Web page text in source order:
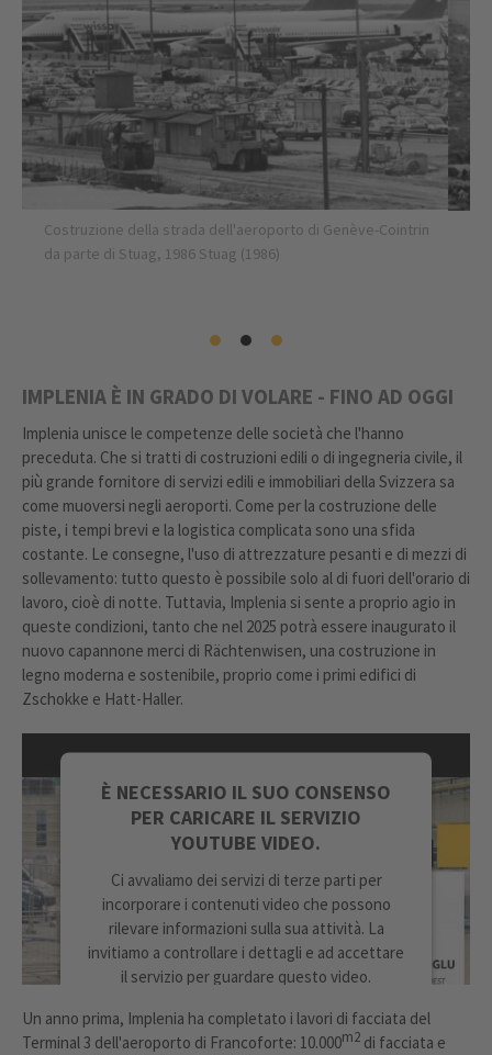
Costruzione della strada dell'aeroporto di Genève-Cointrin
da parte di Stuag, 1986 Stuag (1986)
IMPLENIA È IN GRADO DI VOLARE - FINO AD OGGI
Implenia unisce le competenze delle società che l'hanno
preceduta. Che si tratti di costruzioni edili o di ingegneria civile, il
più grande fornitore di servizi edili e immobiliari della Svizzera sa
come muoversi negli aeroporti. Come per la costruzione delle
piste, i tempi brevi e la logistica complicata sono una sfida
costante. Le consegne, l'uso di attrezzature pesanti e di mezzi di
sollevamento: tutto questo è possibile solo al di fuori dell'orario di
lavoro, cioè di notte. Tuttavia, Implenia si sente a proprio agio in
queste condizioni, tanto che nel 2025 potrà essere inaugurato il
nuovo capannone merci di Rächtenwisen, una costruzione in
legno moderna e sostenibile, proprio come i primi edifici di
Zschokke e Hatt-Haller.
È NECESSARIO IL SUO CONSENSO
PER CARICARE IL SERVIZIO
YOUTUBE VIDEO.
Ci avvaliamo dei servizi di terze parti per
incorporare i contenuti video che possono
rilevare informazioni sulla sua attività. La
invitiamo a controllare i dettagli e ad accettare
il servizio per guardare questo video.
ULTERIORI INFORMAZIONI
Un anno prima, Implenia ha completato i lavori di facciata del
Terminal 3 dell'aeroporto di Francoforte: 10.000m2 di facciata e